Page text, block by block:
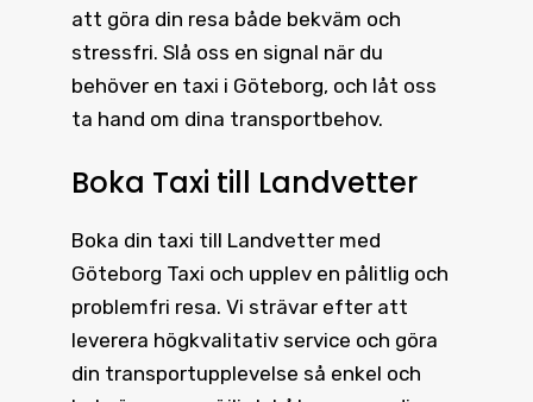
att göra din resa både bekväm och
stressfri. Slå oss en signal när du
behöver en taxi i Göteborg, och låt oss
ta hand om dina transportbehov.
Boka Taxi till Landvetter
Boka din taxi till Landvetter med
Göteborg Taxi och upplev en pålitlig och
problemfri resa. Vi strävar efter att
leverera högkvalitativ service och göra
din transportupplevelse så enkel och